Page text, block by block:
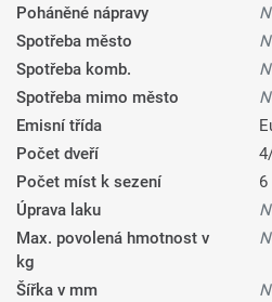
Poháněné nápravy
Spotřeba město
Spotřeba komb.
Spotřeba mimo město
Emisní třída
Počet dveří
Počet míst k sezení
6
Úprava laku
Max. povolená hmotnost v
kg
Šířka v mm